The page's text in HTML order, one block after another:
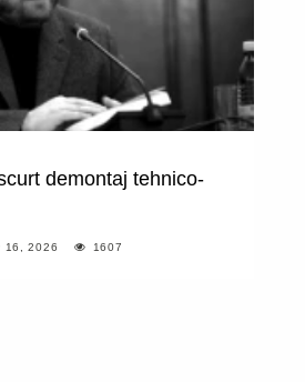
demontaj tehnico-
16, 2026 1607